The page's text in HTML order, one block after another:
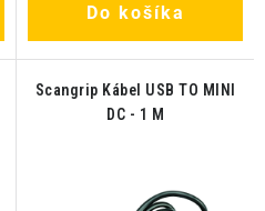
Do košíka
Scangrip Kábel USB TO MINI
DC - 1 M